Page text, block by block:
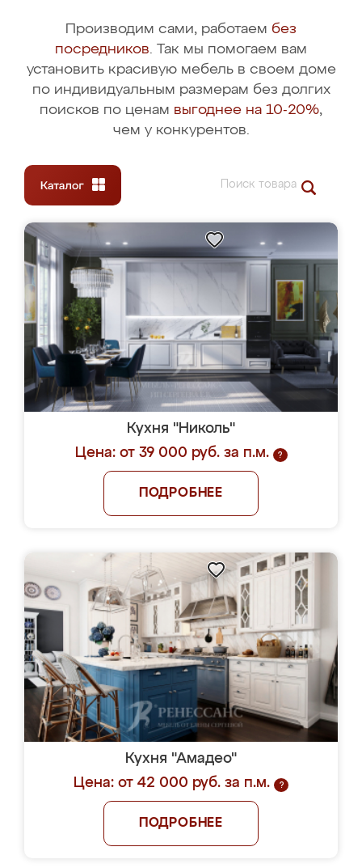
Производим сами, работаем без
посредников. Так мы помогаем вам
установить красивую мебель в своем доме
по индивидуальным размерам без долгих
поисков по ценам выгоднее на 10-20%,
чем у конкурентов.
Кухня "Николь"
Цена: от 39 000 руб. за п.м.
?
ПОДРОБНЕЕ
Кухня "Амадео"
Цена: от 42 000 руб. за п.м.
?
ПОДРОБНЕЕ